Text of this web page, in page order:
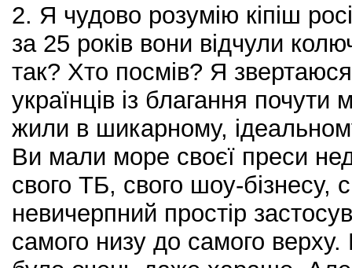
2. Я чудово розумію кіпіш
за 25 років вони відчули
так? Хто посмів? Я
українців із благання почути
жили в шикарному,
Ви мали море своєї преси
свого ТБ, свого шоу-бізнесу,
невичерпний простір
самого низу до самого верху.